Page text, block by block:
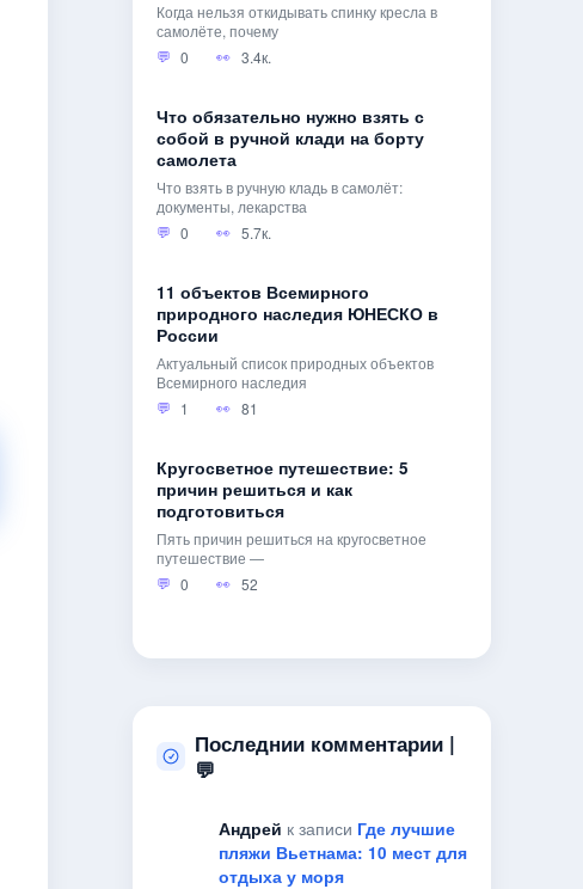
Когда нельзя откидывать спинку кресла в
самолёте, почему
0
3.4к.
Что обязательно нужно взять с
собой в ручной клади на борту
самолета
Что взять в ручную кладь в самолёт:
документы, лекарства
0
5.7к.
11 объектов Всемирного
природного наследия ЮНЕСКО в
России
Актуальный список природных объектов
Всемирного наследия
1
81
Кругосветное путешествие: 5
причин решиться и как
подготовиться
Пять причин решиться на кругосветное
путешествие —
0
52
Последнии комментарии |
💬
Андрей к записи Где лучшие
пляжи Вьетнама: 10 мест для
отдыха у моря